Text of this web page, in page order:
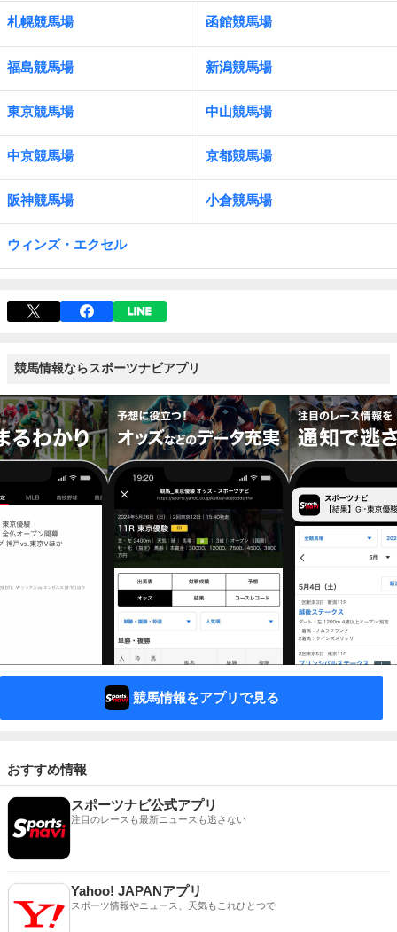
札幌競馬場 函館競馬場
福島競馬場 新潟競馬場
東京競馬場 中山競馬場
中京競馬場 京都競馬場
阪神競馬場 小倉競馬場
ウィンズ・エクセル
競馬情報ならスポーツナビアプリ
競馬情報をアプリで見る
おすすめ情報
スポーツナビ公式アプリ
注目のレースも最新ニュースも逃さない
Yahoo! JAPANアプリ
スポーツ情報やニュース、天気もこれひとつで